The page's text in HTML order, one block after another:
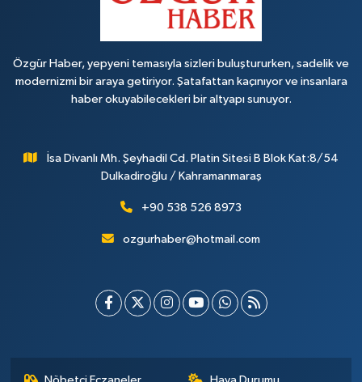
Özgür Haber, yepyeni temasıyla sizleri buluştururken, sadelik ve
modernizmi bir araya getiriyor. Şatafattan kaçınıyor ve insanlara
haber okuyabilecekleri bir altyapı sunuyor.
İsa Divanlı Mh. Şeyhadil Cd. Platin Sitesi B Blok Kat:8/54
Dulkadiroğlu / Kahramanmaraş
+90 538 526 8973
ozgurhaber@hotmail.com